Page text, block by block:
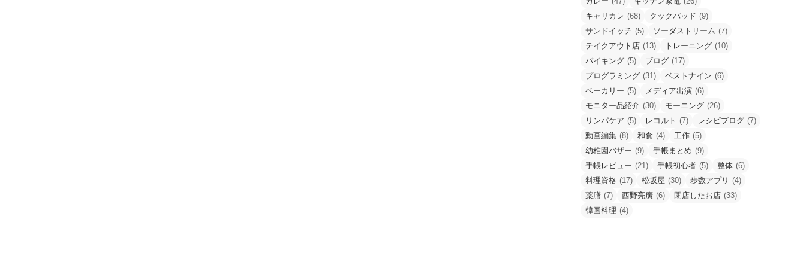
キャリカレ (68) クックパッド (9)
サンドイッチ (5) ソーダストリーム (7)
テイクアウト店 (13) トレーニング (10)
バイキング (5) ブログ (17)
プログラミング (31) ベストナイン (6)
ベーカリー (5) メディア出演 (6)
モニター品紹介 (30) モーニング (26)
リンパケア (5) レコルト (7) レシピブログ (7)
動画編集 (8) 和食 (4) 工作 (5)
幼稚園バザー (9) 手帳まとめ (9)
手帳レビュー (21) 手帳初心者 (5) 整体 (6)
料理資格 (17) 松坂屋 (30) 歩数アプリ (4)
薬膳 (7) 西野亮廣 (6) 閉店したお店 (33)
韓国料理 (4)